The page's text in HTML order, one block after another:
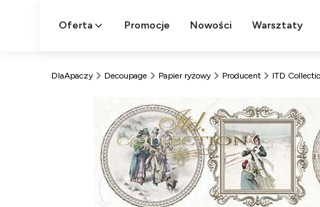
Oferta Promocje Nowości Warsztaty
DlaApaczy Decoupage Papier ryżowy Producent ITD